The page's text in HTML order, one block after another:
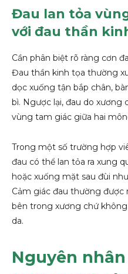
Đau lan tỏa
với đau thần
Cần phân biệt rõ ràng cơn
Đau thần kinh tọa thường
dọc xuống tận bắp chân,
bì. Ngược lại, đau do
vùng tam giác giữa hai
Trong một số trường hợp
đau có thể lan tỏa ra xung
hoặc xuống mặt sau đùi
Cảm giác đau thường được
bên trong xương chứ
da.
Nguyên